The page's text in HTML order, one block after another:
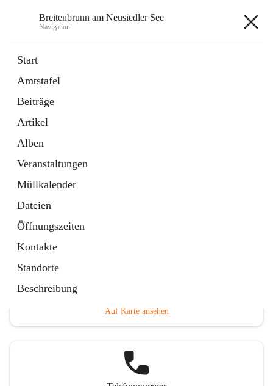
Breitenbrunn am Neusiedler See
Navigation
Start
Amtstafel
Beiträge
Artikel
Alben
Veranstaltungen
Müllkalender
Dateien
Öffnungszeiten
Kontakte
Standorte
Beschreibung
18 Schnellzugriffe
Gemeindeservice
Auf Karte ansehen